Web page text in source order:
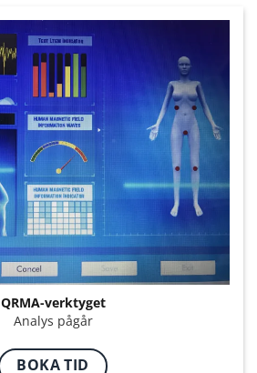
QRMA-verktyget
Analys pågår
BOKA TID